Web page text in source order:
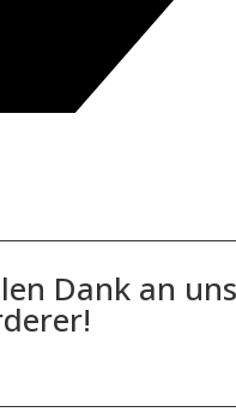
Dank an